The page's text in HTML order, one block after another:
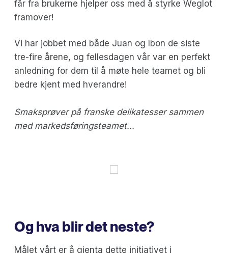
får fra brukerne hjelper oss med å styrke Weglot
framover!
Vi har jobbet med både Juan og Ibon de siste
tre-fire årene, og fellesdagen vår var en perfekt
anledning for dem til å møte hele teamet og bli
bedre kjent med hverandre!
Smaksprøver på franske delikatesser sammen
med markedsføringsteamet...
Og hva blir det neste?
Målet vårt er å gjenta dette initiativet i